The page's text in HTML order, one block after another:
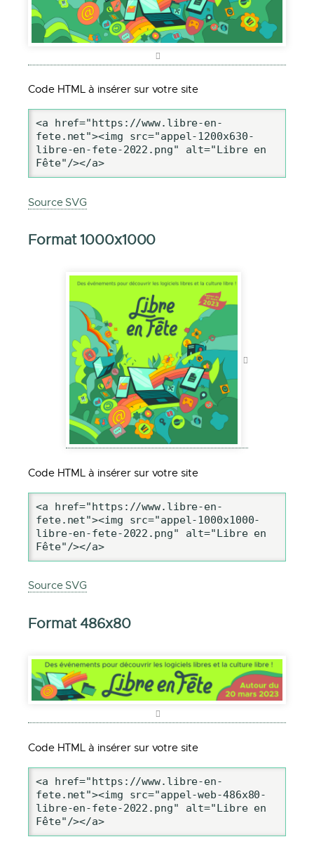
Code HTML à insérer sur votre site
<a href="https://www.libre-en-
fete.net"><img src="appel-1200x630-
libre-en-fete-2022.png" alt="Libre en
Fête"/></a>
Source SVG
Format 1000x1000
Code HTML à insérer sur votre site
<a href="https://www.libre-en-
fete.net"><img src="appel-1000x1000-
libre-en-fete-2022.png" alt="Libre en
Fête"/></a>
Source SVG
Format 486x80
Code HTML à insérer sur votre site
<a href="https://www.libre-en-
fete.net"><img src="appel-web-486x80-
libre-en-fete-2022.png" alt="Libre en
Fête"/></a>